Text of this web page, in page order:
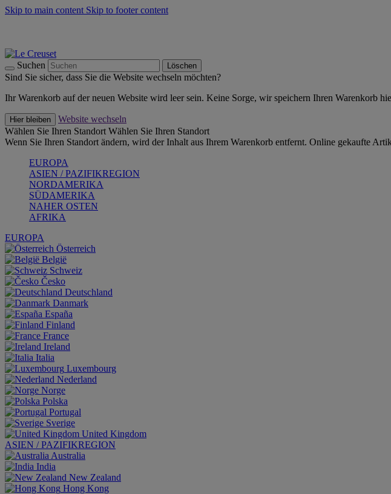
Skip to main content Skip to footer content
Suchen Löschen
Sind Sie sicher, dass Sie die Website wechseln möchten?
Ihr Warenkorb auf der neuen Website wird leer sein. Keine Sorge, wir speichern Ihren Warenkorb
Hier bleiben
Website wechseln
Wählen Sie Ihren Standort Wählen Sie Ihren Standort
Wenn Sie Ihren Standort ändern, wird der Inhalt aus Ihrem Warenkorb entfernt. Online gekaufte
EUROPA
ASIEN / PAZIFIKREGION
NORDAMERIKA
SÜDAMERIKA
NAHER OSTEN
AFRIKA
EUROPA
Österreich
België
Schweiz
Česko
Deutschland
Danmark
España
Finland
France
Ireland
Italia
Luxembourg
Nederland
Norge
Polska
Portugal
Sverige
United Kingdom
ASIEN / PAZIFIKREGION
Australia
India
New Zealand
Hong Kong